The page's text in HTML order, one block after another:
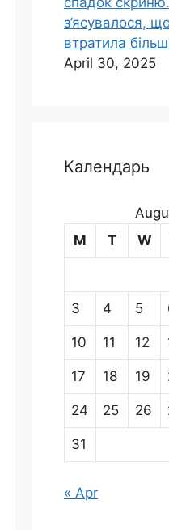
з’ясувалося,
втратила
April 30, 2025
Календарь
M
T W
3 4 5
10 11 12
17 18 19
24 25 26
31
« Apr